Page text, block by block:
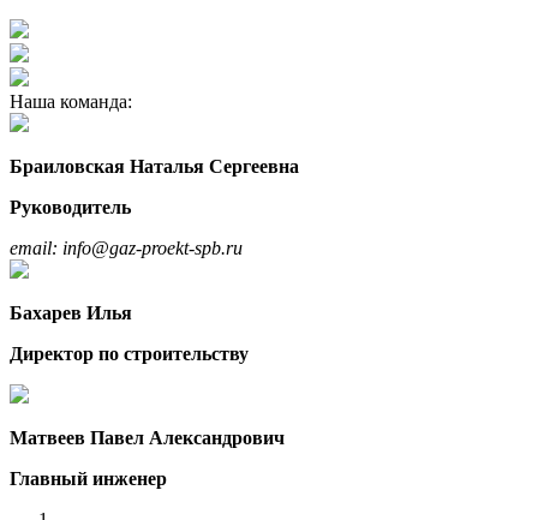
Наша команда:
Браиловская Наталья Сергеевна
Руководитель
email: info@gaz-proekt-spb.ru
Бахарев Илья
Директор по строительству
Матвеев Павел Александрович
Главный инженер